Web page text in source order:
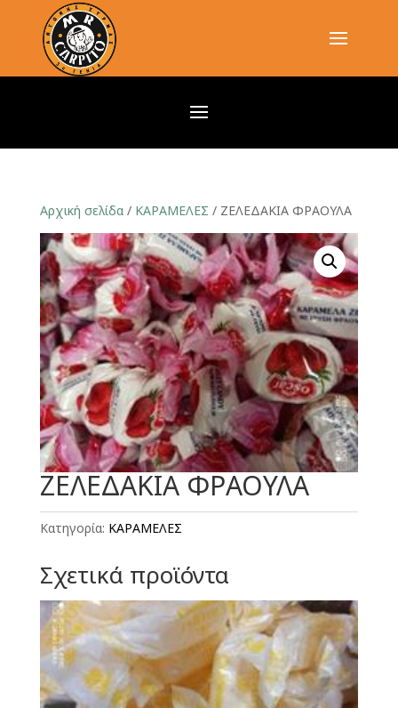
Αρχική σελίδα/ ΚΑΡΑΜΕΛΕΣ / ΖΕΛΕΔΑΚΙΑ ΦΡΑΟΥΛΑ
ΖΕΛΕΔΑΚΙΑ ΦΡΑΟΥΛΑ
Κατηγορία: ΚΑΡΑΜΕΛΕΣ
Σχετικά προϊόντα